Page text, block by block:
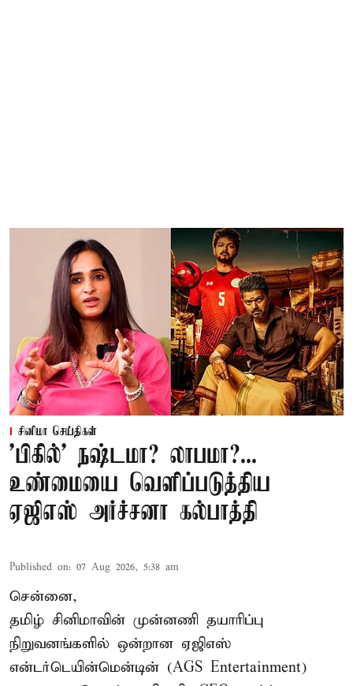
சினிமா செய்திகள்
'பிகில்' நஷ்டமா? லாபமா?...
உண்மையை வெளிப்படுத்திய
ஏஜிஎஸ் அர்ச்சனா கல்பாத்தி
Published on: 07 Aug 2026, 5:38 am
சென்னை,
தமிழ் சினிமாவின் முன்னணி தயாரிப்பு
நிறுவனங்களில் ஒன்றான ஏஜிஎஸ்
என்டர்டெயின்மென்டின் (AGS Entertainment)